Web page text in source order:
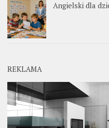
Angielski dla
REKLAMA